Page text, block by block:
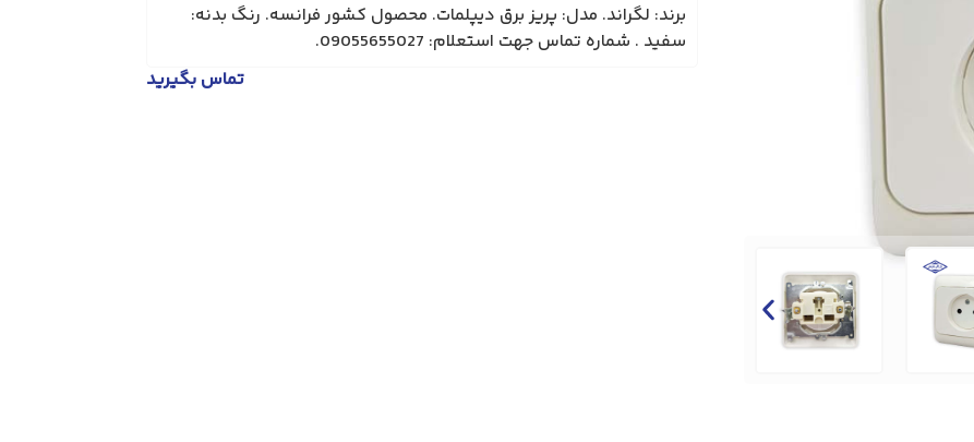
برند: لگراند. مدل: پریز برق دیپلمات. محصول کشور فرانسه. رنگ بدنه:
سفید . شماره تماس جهت استعلام: 09055655027.
تماس بگیرید